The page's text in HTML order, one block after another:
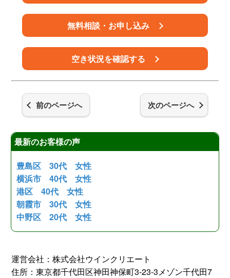
無料相談・お申し込み
空き状況を確認する
前のページへ 次のページへ
最新のお客様の声
豊島区 30代 女性
横浜市 40代 女性
港区 40代 女性
朝霞市 30代 女性
中野区 20代 女性
運営会社：株式会社ウインクリエート
住所：東京都千代田区神田神保町3-23-3メゾン千代田7